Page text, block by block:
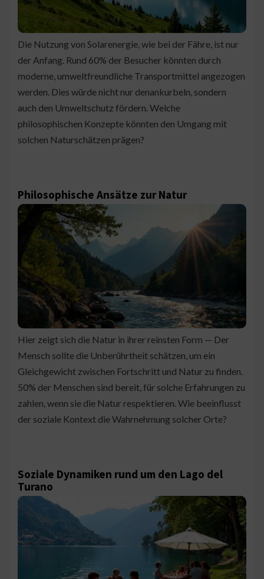
Die Nutzung von Solarenergie, wie bei der Fähre, ist nur
der Anfang. Rund 60% der Besucher könnten durch
moderne, umweltfreundliche Transportmittel angezogen
werden. Dies würde nicht nur denankurbeln, sondern
auch den Umweltschutz fördern. Welche
philosophischen Konzepte könnten den Umgang mit
solchen Naturschätzen prägen?
Philosophische Ansätze zur Natur
Hier zeigt sich die Natur in ihrer reinsten Form — Der
Mensch sollte die Unberührtheit schätzen, um ein
Gleichgewicht zwischen Fortschritt und Natur zu finden.
50% der Menschen sind bereit, für solche Erfahrungen zu
zahlen, wenn sie die Natur respektieren. Wie beeinflusst
der soziale Kontext die Wahrnehmung solcher Orte?
Soziale Dynamiken rund um den Lago del
Turano